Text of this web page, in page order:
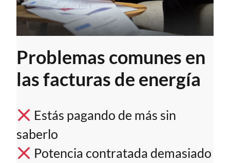
Problemas comunes en
las facturas de energía
Estás pagando de más sin
saberlo
Potencia contratada demasiado